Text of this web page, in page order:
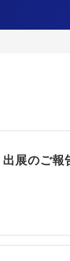
展のご報